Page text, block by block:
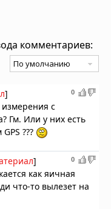
комментариев:
0
]
измерения с
Гм. Или у них есть
???
0
]
как яичная
что-то вылезет на